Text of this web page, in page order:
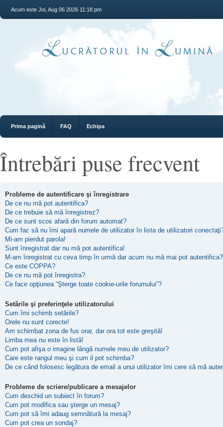
Acum este Joi, Aug 06 2026 11:18 pm
Prima pagină FAQ Echipa
Întrebări puse frecvent
Probleme de autentificare şi înregistrare
De ce nu mă pot autentifica?
De ce trebuie să mă înregistrez?
De ce sunt scos afară din forum automat?
Cum fac să nu îmi apară numele de utilizator în lista de utilizatori
Mi-am pierdut parola!
Sunt înregistrat dar nu mă pot autentifica!
M-am înregistrat cu ceva timp în urmă dar acum nu mă mai pot
Ce este COPPA?
De ce nu mă pot înregistra?
Ce face opţiunea “Şterge toate cookie-urile forumului”?
Setările şi preferinţele utilizatorului
Cum îmi schimb setările?
Orele nu sunt corecte!
Am schimbat zona de fus orar, dar ora tot este greşită!
Limba mea nu este în listă!
Cum pot afişa o imagine lângă numele meu de utilizator?
Care este rangul meu şi cum il pot schimba?
De ce când folosesc legătura de email a unui utilizator îmi cere să mă
Probleme de scriere/publicare a mesajelor
Cum deschid un subiect în forum?
Cum pot modifica sau şterge un mesaj?
Cum pot să îmi adaug semnătură la mesaj?
Cum pot crea un sondaj?